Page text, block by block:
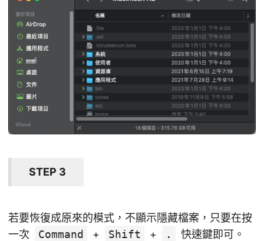
STEP 3
若要恢復成原來的模式，不顯示隱藏檔案，只要在按
一次
Command + Shift + . 快速鍵即可。